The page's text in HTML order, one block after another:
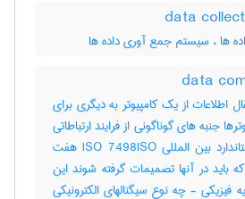
ها ، سیستم جمع آوری داده ها
اطلاعات از یک کامپیوتر به دیگری برای
جنبه های گوناگونی از فرایند ارتباطاتی
باید استاندارد شود استاندارد بین المللی ISO 7498ISO هفت
باید در آنها تصمیمات گرفته شوند این
عبارتند از :1- لایه فیزیکی - چه نوع سیگنالهای الکترونیکی